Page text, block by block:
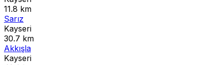
11.8 km
Sarız
Kayseri
30.7 km
Akkışla
Kayseri